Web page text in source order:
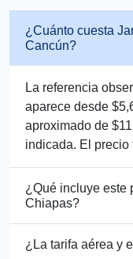
¿Cuánto cuesta
Cancún?
La referencia
aparece desde
aproximado de
indicada. El precio
¿Qué incluye este
Chiapas?
¿La tarifa aérea y